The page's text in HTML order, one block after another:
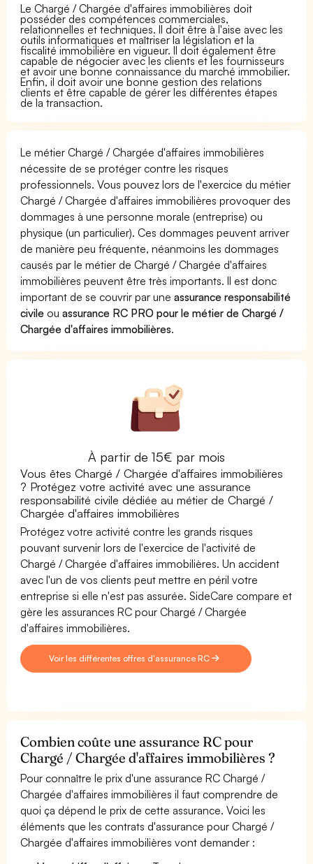
Le Chargé / Chargée d'affaires immobilières doit
posséder des compétences commerciales,
relationnelles et techniques. Il doit être à l'aise avec les
outils informatiques et maîtriser la législation et la
fiscalité immobilière en vigueur. Il doit également être
capable de négocier avec les clients et les fournisseurs
et avoir une bonne connaissance du marché immobilier.
Enfin, il doit avoir une bonne gestion des relations
clients et être capable de gérer les différentes étapes
de la transaction.
Le métier Chargé / Chargée d'affaires immobilières
nécessite de se protéger contre les risques
professionnels. Vous pouvez lors de l'exercice du métier
Chargé / Chargée d'affaires immobilières provoquer des
dommages à une personne morale (entreprise) ou
physique (un particulier). Ces dommages peuvent arriver
de manière peu fréquente, néanmoins les dommages
causés par le métier de Chargé / Chargée d'affaires
immobilières peuvent être très importants. Il est donc
important de se couvrir par uneassurance responsabilité
civile ouassurance RC PRO pour le métier de Chargé /
Chargée d'affaires immobilières.
À partir de 15€ par mois
Vous êtes Chargé / Chargée d'affaires immobilières
? Protégez votre activité avec une assurance
responsabilité civile dédiée au métier de Chargé /
Chargée d'affaires immobilières
Protégez votre activité contre les grands risques
pouvant survenir lors de l'exercice de l'activité de
Chargé / Chargée d'affaires immobilières. Un accident
avec l'un de vos clients peut mettre en péril votre
entreprise si elle n'est pas assurée. SideCare compare et
gère les assurances RC pour Chargé / Chargée
d'affaires immobilières.
Voir les différentes offres d'assurance RC
Combien coûte une assurance RC pour
Chargé / Chargée d'affaires immobilières ?
Pour connaître le prix d'une assurance RC Chargé /
Chargée d'affaires immobilières il faut comprendre de
quoi ça dépend le prix de cette assurance. Voici les
éléments que les contrats d'assurance pour Chargé /
Chargée d'affaires immobilières vont demander :